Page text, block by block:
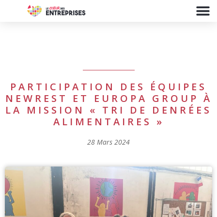
PARTICIPATION DES ÉQUIPES
NEWREST ET EUROPA GROUP À
LA MISSION « TRI DE DENRÉES
ALIMENTAIRES »
28 Mars 2024